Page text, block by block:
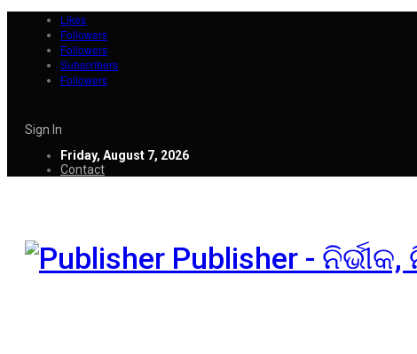
Likes
Followers
Followers
Subscribers
Followers
Sign In
Friday, August 7, 2026
Contact
Publisher -